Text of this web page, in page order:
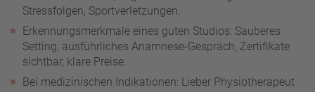
Stressfolgen, Sportverletzungen.
Erkennungsmerkmale eines guten Studios: Sauberes
Setting, ausführliches Anamnese-Gespräch, Zertifikate
sichtbar, klare Preise.
Bei medizinischen Indikationen: Lieber Physiotherapeut